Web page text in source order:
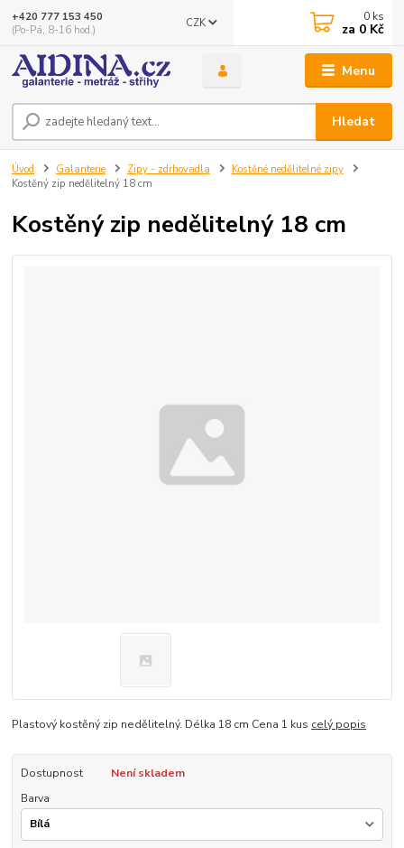
Menu
CZK
Hledat
+420 777 153 450
(Po-Pá, 8-16 hod.)
0 ks
za 0 Kč
Úvod Galanterie Zipy - zdrhovadla
Kostěné nedělitelné zipy
Kostěný zip nedělitelný 18 cm
Kostěný zip nedělitelný 18 cm
Plastový kostěný zip nedělitelný. Délka 18 cm Cena 1 kus celý popis
Dostupnost
Není skladem
Barva